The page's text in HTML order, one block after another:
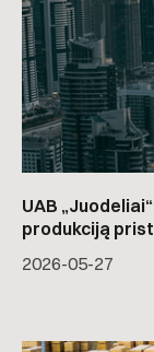
UAB
produkciją
2026-05-27